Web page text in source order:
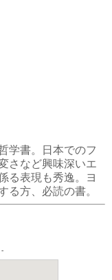
学書。日本でのフ
さなど興味深いエ
る表現も秀逸。ヨ
る方、必読の書。